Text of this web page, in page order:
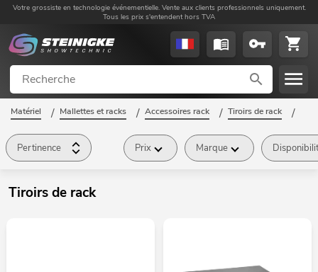
Votre grossiste en technologie événementielle. Vente aux clients professionnels uniquement.
Tous les prix s'entendent hors TVA
Matériel / Mallettes et racks / Accessoires rack / Tiroirs de rack /
Pertinence Prix Marque
Tiroirs de rack